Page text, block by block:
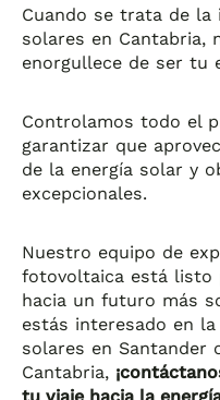
Cuando se trata de la
solares en Cantabria,
enorgullece de ser tu
Controlamos todo el
garantizar que
de la energía solar y
excepcionales.
Nuestro equipo de
fotovoltaica está listo
hacia un futuro más
estás interesado en
solares en Santander
Cantabria,